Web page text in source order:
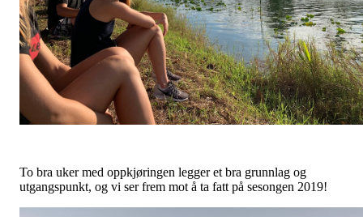
To bra uker med oppkjøringen legger et bra grunnlag og
utgangspunkt, og vi ser frem mot å ta fatt på sesongen 2019!